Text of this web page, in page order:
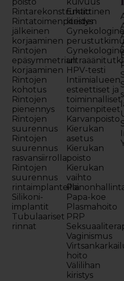
Rintarekonstruktio
Rintatoimenpiteiden
jälkeinen
korjaaminen
Rintojen
epäsymmetrian
korjaaminen
Rintojen
kohotus
Rintojen
pienennys
Rintojen
suurennus
Rintojen
suurennus
rasvansiirrolla
Rintojen
suurennus
rintaimplanteilla
Silikoni-
implantit
Tubulaariset
rinnat
Emättinen
kiristys
HPV-testi
Intiimialueen
esteettiset ja
toiminnalliset
toimenpiteet
Karvanpoisto
Kierukan
asetus
Kierukan
poisto
Kierukan
vaihto
Papa-koe
Plasmahoito
PRP
Vaginismus
hoito
Välilihan
kiristys